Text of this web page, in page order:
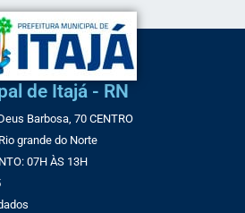
de Itajá - RN
Barbosa, 70 CENTRO
grande do Norte
07H ÀS 13H